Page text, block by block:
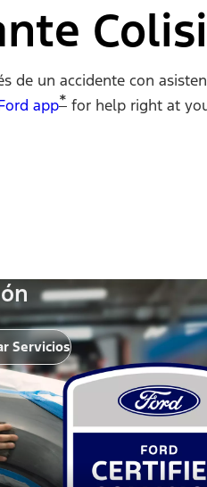
de un accidente con
app* for help right at
Servicios